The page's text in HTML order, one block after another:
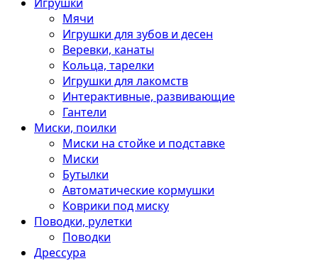
Мячи
Игрушки для зубов и десен
Веревки, канаты
Кольца, тарелки
Игрушки для лакомств
Интерактивные, развивающие
Гантели
Миски, поилки
Миски на стойке и подставке
Миски
Бутылки
Автоматические кормушки
Коврики под миску
Поводки, рулетки
Поводки
Дрессура